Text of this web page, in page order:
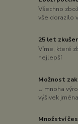
Všechno
vše dorazilo
25 let
Víme, které
nejlepší
Možnost
U mnoha
výšivek jména
Množství